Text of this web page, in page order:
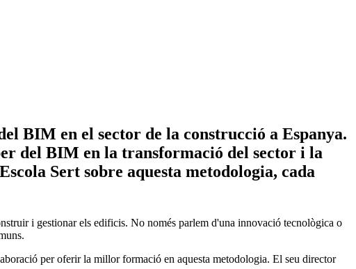
BIM en el sector de la construcció a Espanya.
del BIM en la transformació del sector i la
Sert sobre aquesta metodologia, cada
i gestionar els edificis. No només parlem d'una innovació tecnològica o
per oferir la millor formació en aquesta metodologia. El seu director